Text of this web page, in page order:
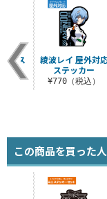
ース
プ
込）
綾波レイ 屋外対
ステッカー
¥770（税込）
この商品を買った